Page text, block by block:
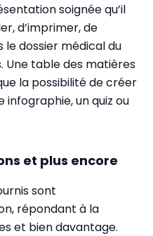
soignée qu’il
d’imprimer, de
le dossier médical du
Une table des matières
la possibilité de créer
infographie, un quiz ou
et plus encore
sont
répondant à la
et bien davantage.